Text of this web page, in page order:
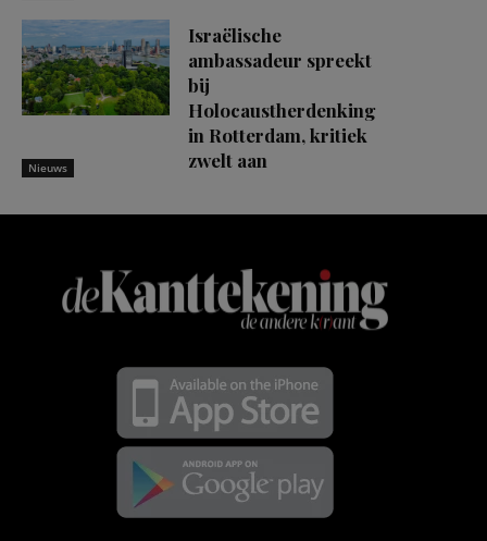
Nieuws
Israëlische
ambassadeur spreekt
bij
Holocaustherdenking
in Rotterdam, kritiek
zwelt aan